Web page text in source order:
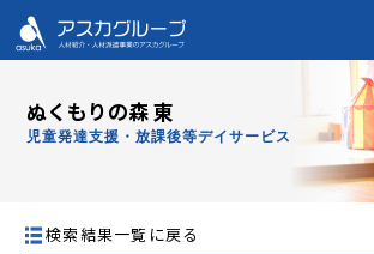
ぬくもりの森 東
児童発達支援・放課後等デイサービス
検索結果一覧に戻る